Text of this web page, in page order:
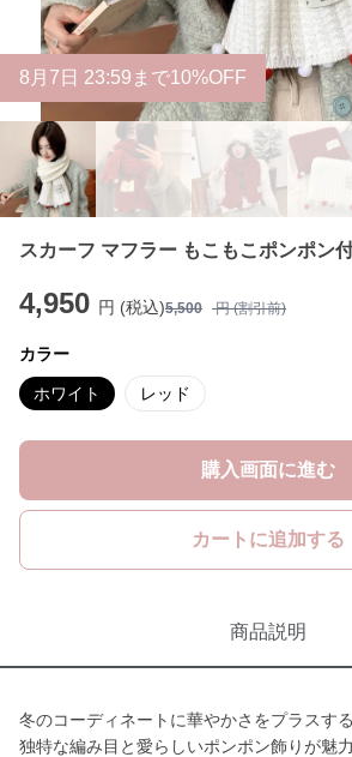
8 月 7 日 23:59まで10%OFF
スカーフ マフラー もこもこポンポン
4,950 円 (税込)5,500 円 (割引前)
カラー
ホワイト レッド
購入画面に進む
カートに追加する
商品説明
冬のコーディネートに華やかさをプラスす
独特な編み目と愛らしいポンポン飾りが魅